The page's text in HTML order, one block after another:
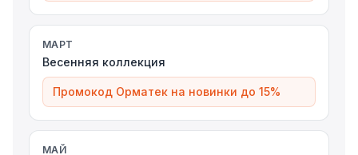
МАРТ
Весенняя коллекция
Промокод Орматек на новинки до 15%
МАЙ